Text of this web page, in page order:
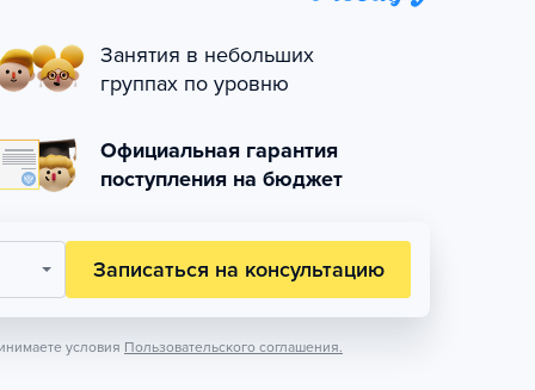
Занятия в небольших
группах по уровню
Официальная гарантия
поступления на бюджет
Записаться на консультацию
условия Пользовательского соглашения.